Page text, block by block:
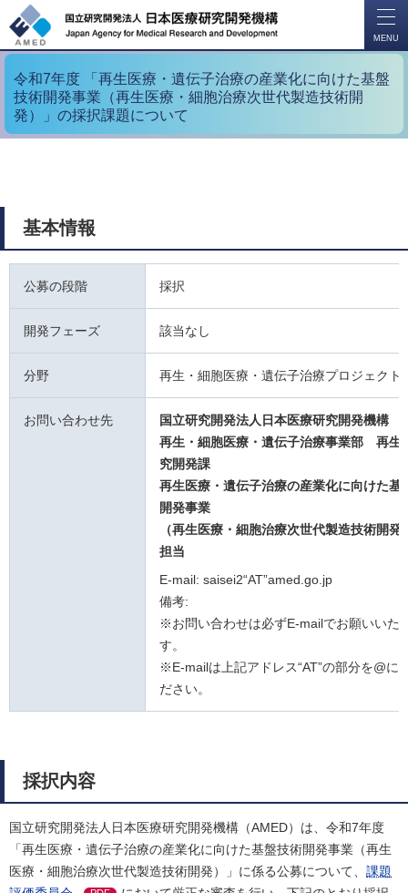
MENU
令和7年度 「再生医療・遺伝子治療の産業化に向けた基盤
技術開発事業（再生医療・細胞治療次世代製造技術開
発）」の採択課題について
基本情報
公募の段階 採択
開発フェーズ 該当なし
分野 再生・細胞医療・遺伝子治療プロジェクト
お問い合わせ先
国立研究開発法人日本医療研究開発機構
再生・細胞医療・遺伝子治療事業部 再生
究開発課
再生医療・遺伝子治療の産業化に向けた基
開発事業
（再生医療・細胞治療次世代製造技術開発
担当
E-mail: saisei2“AT”amed.go.jp
備考:
※お問い合わせは必ずE-mailでお願いいた
す。
※E-mailは上記アドレス“AT”の部分を@に
ださい。
採択内容
国立研究開発法人日本医療研究開発機構（AMED）は、令和7年度
「再生医療・遺伝子治療の産業化に向けた基盤技術開発事業（再生
医療・細胞治療次世代製造技術開発）」に係る公募について、 課題